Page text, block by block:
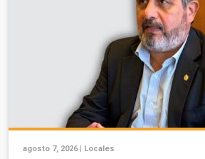
agosto 7, 2026 | Locales